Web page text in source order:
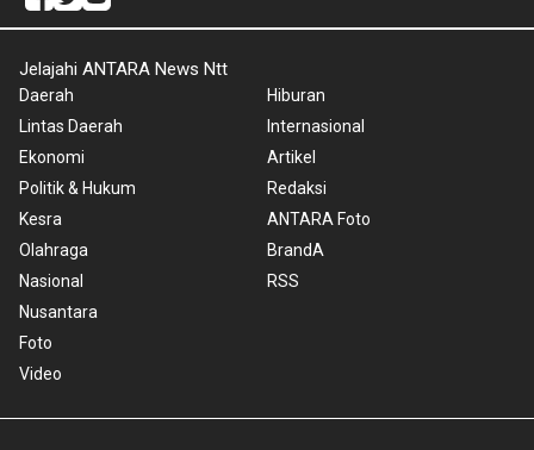
Jelajahi ANTARA News Ntt
Daerah
Lintas Daerah
Ekonomi
Politik & Hukum
Kesra
Olahraga
Nasional
Nusantara
Foto
Video
Hiburan
Internasional
Artikel
Redaksi
ANTARA Foto
BrandA
RSS